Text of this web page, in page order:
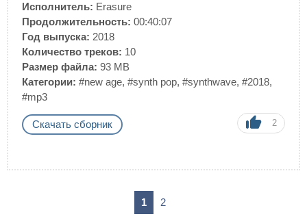
Исполнитель: Erasure
Продолжительность: 00:40:07
Год выпуска: 2018
Количество треков: 10
Размер файла: 93 MB
Категории: #new age, #synth pop, #synthwave, #2018,
#mp3
Скачать сборник 2
1 2